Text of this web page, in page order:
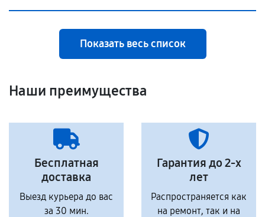
Показать весь список
Наши преимущества
Бесплатная
доставка
Выезд курьера до вас
за 30 мин.
Гарантия до 2-х
лет
Распространяется как
на ремонт, так и на